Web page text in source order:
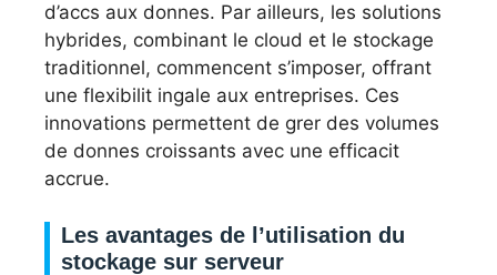
d’accs aux donnes. Par ailleurs, les solutions
hybrides, combinant le cloud et le stockage
traditionnel, commencent s’imposer, offrant
une flexibilit ingale aux entreprises. Ces
innovations permettent de grer des volumes
de donnes croissants avec une efficacit
accrue.
Les avantages de l’utilisation du
stockage sur serveur